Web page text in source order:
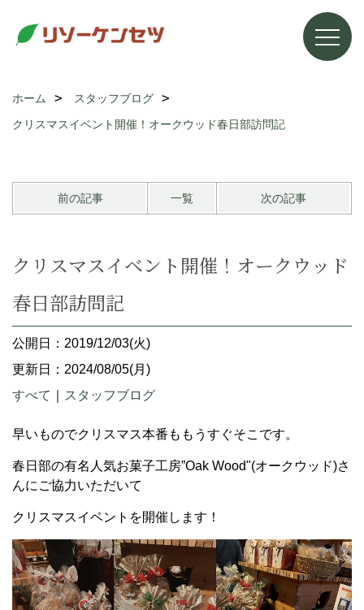
ホーム
スタッフブログ
クリスマスイベント開催！オークウッド春日部訪問記
前の記事 一覧 次の記事
クリスマスイベント開催！オークウッド
春日部訪問記
公開日：2019/12/03(火)
更新日：2024/08/05(月)
すべて
スタッフブログ
早いものでクリスマス本番ももうすぐそこです。
春日部の有名人気お菓子工房”Oak Wood"(オークウッド)さ
んにご協力いただいて
クリスマスイベントを開催します！